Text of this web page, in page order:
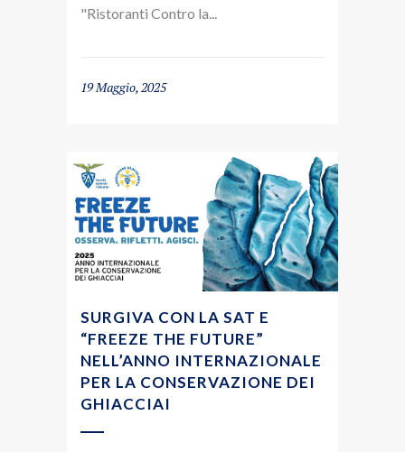
"Ristoranti Contro la...
19 Maggio, 2025
SURGIVA CON LA SAT E
“FREEZE THE FUTURE”
NELL’ANNO INTERNAZIONALE
PER LA CONSERVAZIONE DEI
GHIACCIAI